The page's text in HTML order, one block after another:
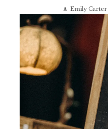
Emily Carter